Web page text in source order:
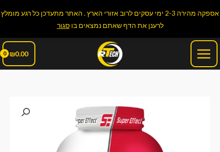
אספקה מהירה 2-3 ימי עסקים לרוב אזורי הארץ . האתר מתעדכן כל רגע מומלץ
לרענן את הדף שאתם נמצאים בוסגור
לתוכן
Main
Menu
₪0.00